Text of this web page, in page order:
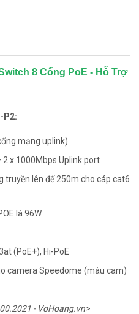
8 Cổng PoE - Hỗ Trợ
P2:
mạng uplink)
x 1000Mbps Uplink port
truyền lên đế 250m cho cáp cat6
là 96W
(PoE+), Hi-PoE
camera Speedome (màu cam)
- VoHoang.vn>